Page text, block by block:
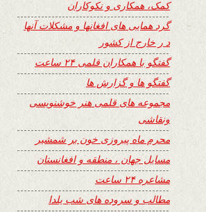
کمک، همکاری و نکوکاران
گرد همایی های افغانها و مشکلات آنها
د ر خارج از کشور
گفتگو با همکاران قلمی ۲۴ ساعت
گفتگو ها و گزارش ها
مجموعه های قلمی هنر خوشنویسی
ونقاشی
محرم ماه پیروزی خون بر شمشیر
مسایل جهان ، منطقه و افغانستان
مشاعره ۲۴ ساعت
مطالب و سروده های شب یلدا